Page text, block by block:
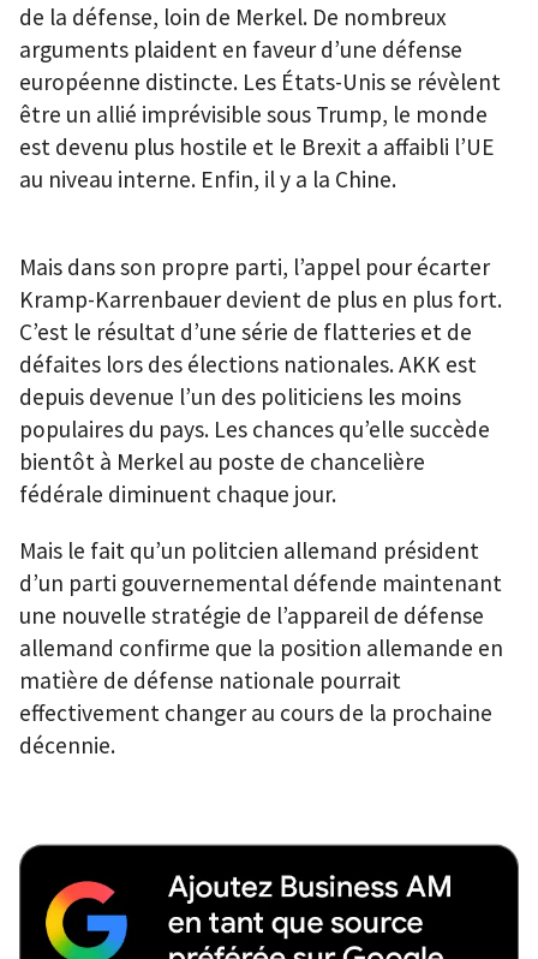
de la défense, loin de Merkel. De nombreux
arguments plaident en faveur d’une défense
européenne distincte. Les États-Unis se révèlent
être un allié imprévisible sous Trump, le monde
est devenu plus hostile et le Brexit a affaibli l’UE
au niveau interne. Enfin, il y a la Chine.
Mais dans son propre parti, l’appel pour écarter
Kramp-Karrenbauer devient de plus en plus fort.
C’est le résultat d’une série de flatteries et de
défaites lors des élections nationales. AKK est
depuis devenue l’un des politiciens les moins
populaires du pays. Les chances qu’elle succède
bientôt à Merkel au poste de chancelière
fédérale diminuent chaque jour.
Mais le fait qu’un politcien allemand président
d’un parti gouvernemental défende maintenant
une nouvelle stratégie de l’appareil de défense
allemand confirme que la position allemande en
matière de défense nationale pourrait
effectivement changer au cours de la prochaine
décennie.